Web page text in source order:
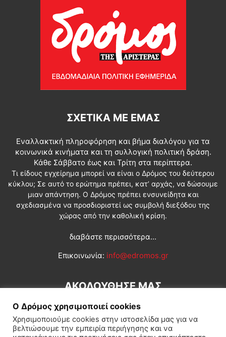
ΣΧΕΤΙΚΆ ΜΕ ΕΜΆΣ
Εναλλακτική πληροφόρηση και βήμα διαλόγου για τα
κοινωνικά κινήματα και τη συλλογική πολιτική δράση.
Κάθε Σάββατο έως και Τρίτη στα περίπτερα.
Τι είδους εγχείρημα μπορεί να είναι ο Δρόμος του δεύτερου
κύκλου; Σε αυτό το ερώτημα πρέπει, κατ’ αρχάς, να δώσουμε
μιαν απάντηση. Ο Δρόμος πρέπει ενσυνείδητα και
σχεδιασμένα να προσδιοριστεί ως συμβολή διεξόδου της
χώρας από την καθολική κρίση.
διαβάστε περισσότερα...
Επικοινωνία: info@edromos.gr
ΑΚΟΛΟΥΘΗΣΕ ΜΑΣ
Ο Δρόμος χρησιμοποιεί cookies
Χρησιμοποιούμε cookies στην ιστοσελίδα μας για να
βελτιώσουμε την εμπειρία περιήγησης και να